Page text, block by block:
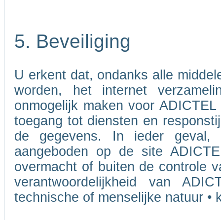
5. Beveiliging
U erkent dat, ondanks alle
worden, het internet
onmogelijk maken voor
toegang tot diensten en
de gegevens. In ieder
aangeboden op de site
overmacht of buiten de controle
verantwoordelijkheid van
technische of menselijke natuur